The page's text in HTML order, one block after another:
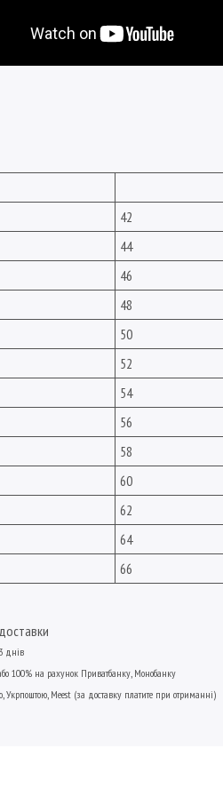
42
44
46
48
50
52
54
56
58
60
62
64
66
днів
100% на рахунок Приватбанку, Монобанку
Укрпоштою, Meest (за доставку платите при отриманні)